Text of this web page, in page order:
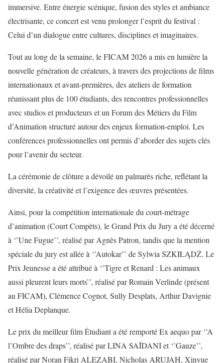
immersive. Entre énergie scénique, fusion des styles et ambiance
électrisante, ce concert est venu prolonger l’esprit du festival :
Celui d’un dialogue entre cultures, disciplines et imaginaires.
Tout au long de la semaine, le FICAM 2026 a mis en lumière la
nouvelle génération de créateurs, à travers des projections de films
internationaux et avant-premières, des ateliers de formation
réunissant plus de 100 étudiants, des rencontres professionnelles
avec studios et producteurs et un Forum des Métiers du Film
d’Animation structuré autour des enjeux formation-emploi. Les
conférences professionnelles ont permis d’aborder des sujets clés
pour l’avenir du secteur.
La cérémonie de clôture a dévoilé un palmarès riche, reflétant la
diversité, la créativité et l’exigence des œuvres présentées.
Ainsi, pour la compétition internationale du court-métrage
d’animation (Court Compèts), le Grand Prix du Jury a été décerné
à ‘’Une Fugue’’, réalisé par Agnès Patron, tandis que la mention
spéciale du jury est allée à ‘’Autokar’’ de Sylwia SZKIŁĄDŹ. Le
Prix Jeunesse a été attribué à ‘’Tigre et Renard : Les animaux
aussi pleurent leurs morts’’, réalisé par Romain Verlinde (présent
au FICAM), Clémence Cognot, Sully Desplats, Arthur Davignie
et Hélia Deplanque.
Le prix du meilleur film Étudiant a été remporté Ex aequo par ‘’A
l’Ombre des draps’’, réalisé par LINA SAÏDANI et ‘’Gauze’’,
réalisé par Noran Fikri ALEZABI, Nicholas ARUJAH, Xinyue